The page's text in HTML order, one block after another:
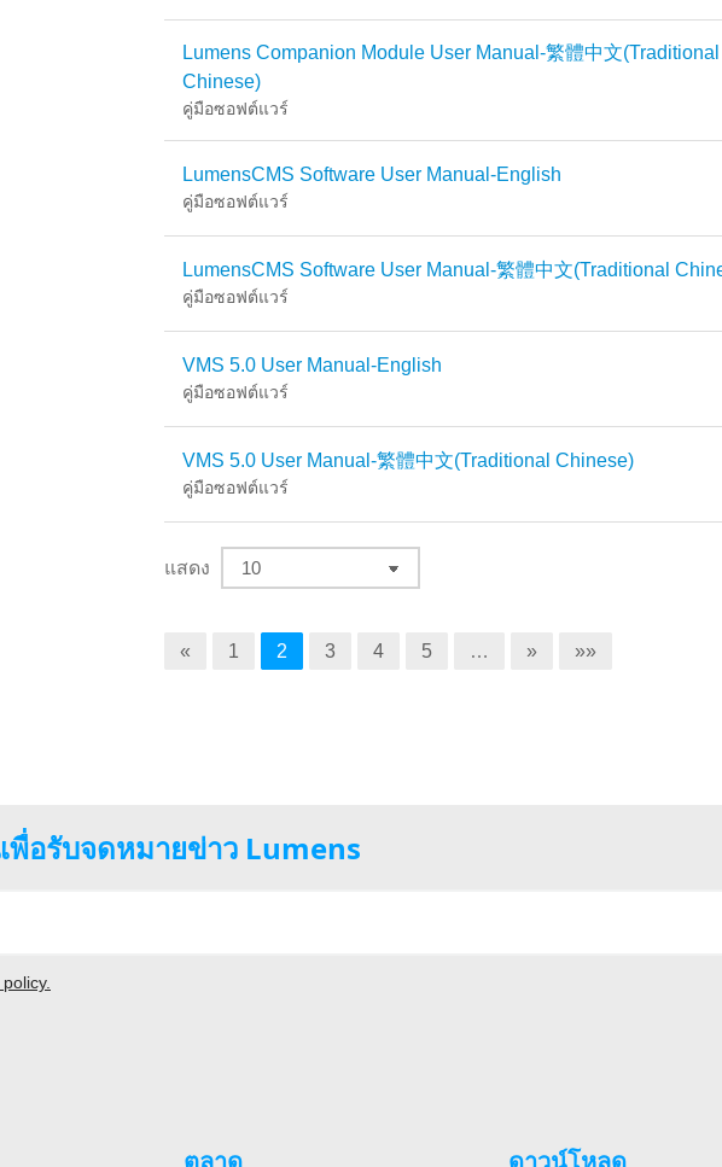
Lumens Companion Module User Manual-繁體中文(Traditional
Chinese)
คู่มือซอฟต์แวร์
LumensCMS Software User Manual-English
คู่มือซอฟต์แวร์
LumensCMS Software User Manual-繁體中文(Traditional
คู่มือซอฟต์แวร์
VMS 5.0 User Manual-English
คู่มือซอฟต์แวร์
VMS 5.0 User Manual-繁體中文(Traditional Chinese)
คู่มือซอฟต์แวร์
แสดง
« 1 2 3 4 5 … » »»
พื่อรับจดหมายข่าว Lumens